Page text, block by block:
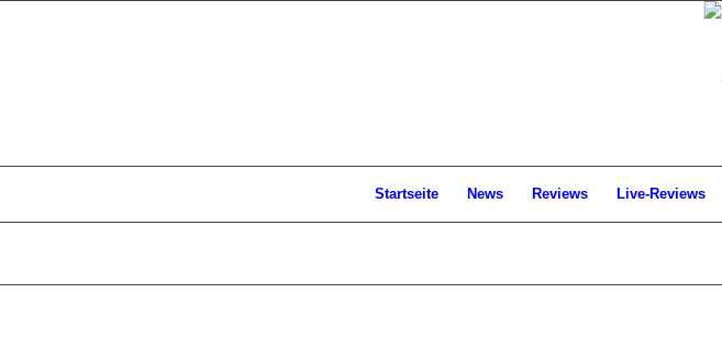
Startseite News Reviews Live-Reviews